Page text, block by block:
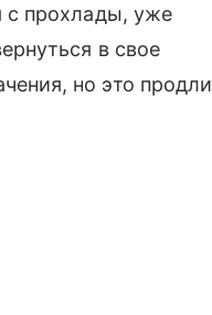
с прохлады, уже
в свое
но это